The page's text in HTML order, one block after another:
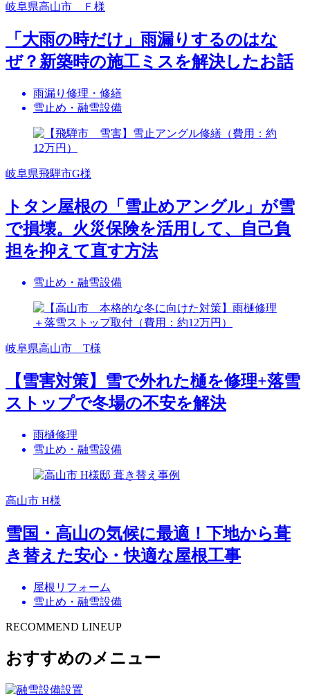
岐阜県高山市 Ｆ様
「大雨の時だけ」雨漏りするのはな
ぜ？新築時の施工ミスを解決したお話
雨漏り修理・修繕
雪止め・融雪設備
岐阜県飛騨市G様
トタン屋根の「雪止めアングル」が雪
で損壊。火災保険を活用して、自己負
担を抑えて直す方法
雪止め・融雪設備
岐阜県高山市 T様
【雪害対策】雪で外れた樋を修理+落雪
ストップで冬場の不安を解決
雨樋修理
雪止め・融雪設備
高山市 H様
雪国・高山の気候に最適！下地から葺
き替えた安心・快適な屋根工事
屋根リフォーム
雪止め・融雪設備
RECOMMEND LINEUP
おすすめのメニュー